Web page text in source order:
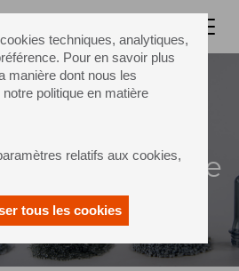
techniques, analytiques,
Pour en savoir plus
manière dont nous les
politique en matière
relatifs aux cookies,
tous les cookies
pour le recyclage
emballage primaire
de bouteille à bouteille